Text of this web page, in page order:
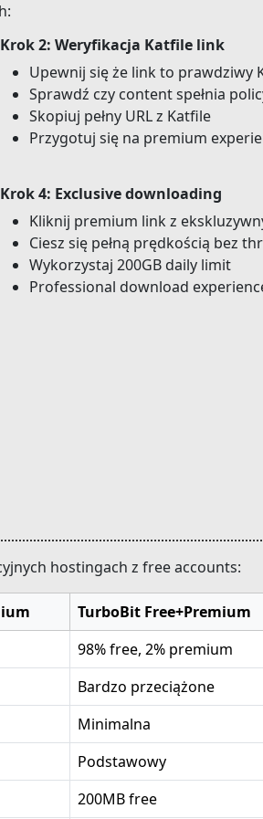
Krok 2: Weryfikacja Katfile link
Upewnij się że link to prawdziwy
Sprawdź czy content spełnia
Skopiuj pełny URL z Katfile
Przygotuj się na premium
Krok 4: Exclusive downloading
Kliknij premium link z
Ciesz się pełną prędkością bez
Wykorzystaj 200GB daily limit
Professional download
hostingach z free accounts:
TurboBit Free+Premium
98% free, 2% premium
Bardzo przeciążone
Minimalna
Podstawowy
200MB free